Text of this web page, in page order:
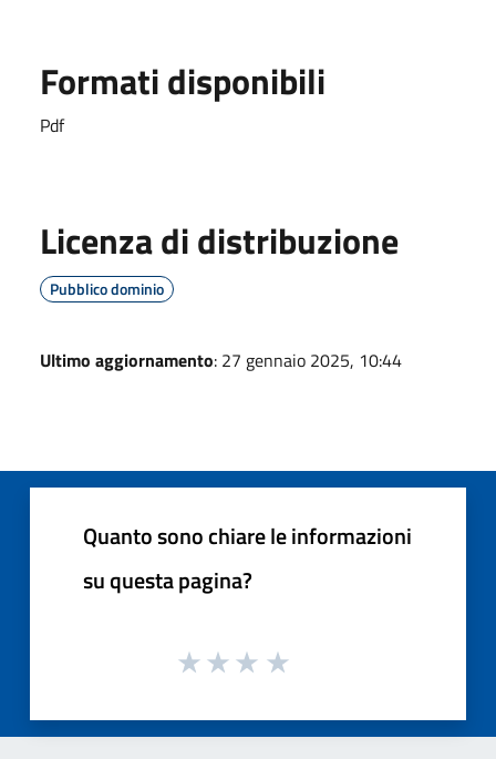
Formati disponibili
Pdf
Licenza di distribuzione
Pubblico dominio
Ultimo aggiornamento: 27 gennaio 2025, 10:44
Quanto sono chiare le informazioni
su questa pagina?